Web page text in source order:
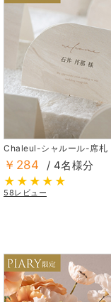
Chaleul-シャルール-席札
￥284 / 4名様分
58レビュー